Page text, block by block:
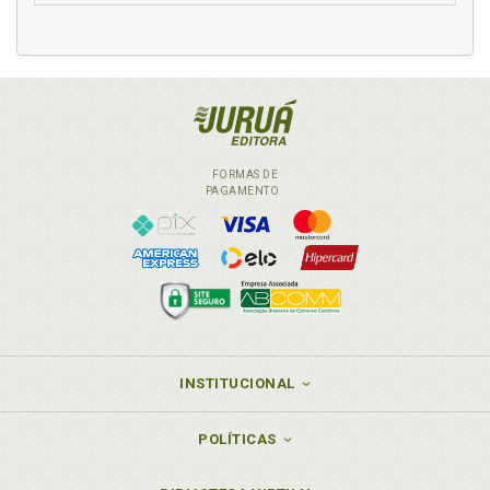
Saúde, p. 91
Seguridade social. Esclarecimentos iniciais, p. 89
Seguridade social: definição, p. 90
Serviço público. Estado e a prestação de serviços
Sistema financeiro nacional, p. 87
Soberania Nacional, p. 55
Sociedade de economia mista. Constituição Federal
e o estatuto da empresa pública, da sociedade de
economia mista e de suas subsidiárias, p. 70
T
FORMAS DE
PAGAMENTO
INSTITUCIONAL
POLÍTICAS